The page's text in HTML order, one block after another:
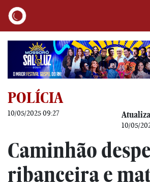
POLÍCIA
10/05/2025 09:27
10/05/
Caminhão
ribanceira e